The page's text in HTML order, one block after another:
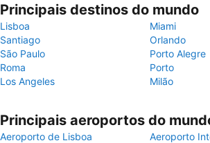
Principais destinos do mundo
Lisboa
Miami
Santiago
Orlando
São Paulo
Porto Alegre
Roma
Porto
Los Angeles
Milão
Principais aeroportos do
Aeroporto de Lisboa
Aeroporto